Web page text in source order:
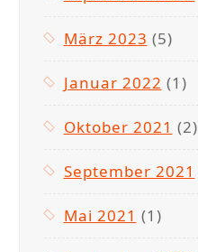
März 2023 (5)
Januar 2022 (1)
Oktober 2021 (2)
September 2021
Mai 2021 (1)